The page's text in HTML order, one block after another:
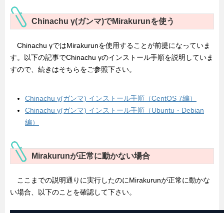
Chinachu γ(ガンマ)でMirakurunを使う
Chinachu γではMirakurunを使用することが前提になっていま
す。以下の記事でChinachu γのインストール手順を説明していま
すので、続きはそちらをご参照下さい。
Chinachu γ(ガンマ) インストール手順（CentOS 7編）
Chinachu γ(ガンマ) インストール手順（Ubuntu・Debian
編）
Mirakurunが正常に動かない場合
ここまでの説明通りに実行したのにMirakurunが正常に動かな
い場合、以下のことを確認して下さい。